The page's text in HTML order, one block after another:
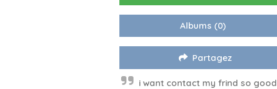
Albums (0)
Partagez
i want contact my frind so good